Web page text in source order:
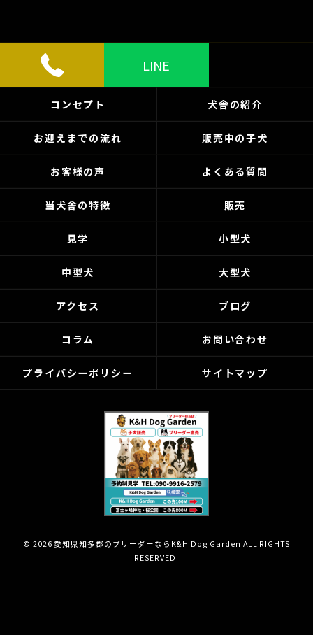
LINE
コンセプト 犬舎の紹介
お迎えまでの流れ 販売中の子犬
お客様の声 よくある質問
当犬舎の特徴 販売
見学 小型犬
中型犬 大型犬
アクセス ブログ
コラム お問い合わせ
プライバシーポリシー サイトマップ
© 2026 愛知県知多郡のブリーダーならK&H Dog Garden ALL RIGHTS
RESERVED.